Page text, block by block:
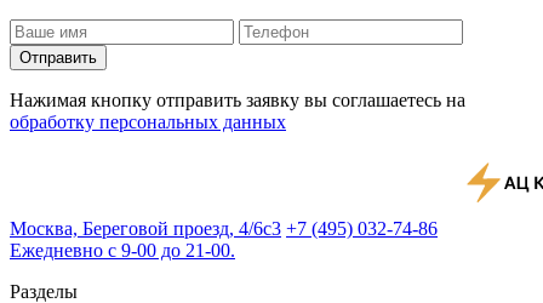
Отправить
Нажимая кнопку отправить заявку вы соглашаетесь на
обработку персональных данных
Москва, Береговой проезд, 4/6с3 +7 (495) 032-74-86
Ежедневно с 9-00 до 21-00.
Разделы